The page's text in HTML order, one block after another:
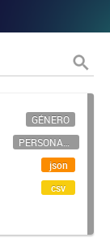
GÉNERO
PERSONAL CIENTÍFICO-TECNOLÓGICO
json
csv